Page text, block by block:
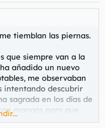
tiemblan las piernas.
que siempre van a la
añadido un nuevo
me observaban
intentando descubrir
sagrada en los días de
mangas para que
pata. Caeré